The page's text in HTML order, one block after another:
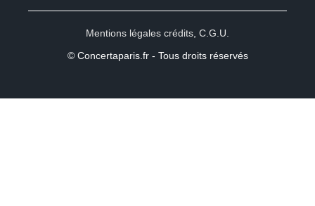
Mentions légales crédits C.G.U.
© Concertaparis.fr - Tous droits réservés